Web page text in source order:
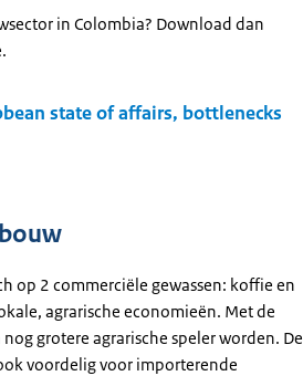
in Colombia? Download dan
state of affairs, bottlenecks
op 2 commerciële gewassen: koffie en
agrarische economieën. Met de
grotere agrarische speler worden. De
voordelig voor importerende